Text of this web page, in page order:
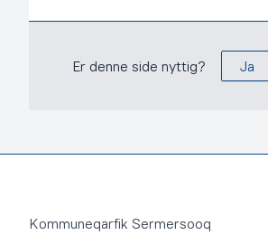
Er denne side nyttig? Ja
Kommuneqarfik Sermersooq